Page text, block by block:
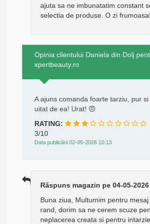
ajuta sa ne imbunatatim constant
selectia de produse. O zi frumoasa!
Opinia clientului Daniela din Dolj
xpertbeauty.ro
A ajuns comanda foarte tarziu, pur
uitat de ea! Urat! 😠
RATING:
3/10
Data publicării 02-05-2026 10:13
Răspuns magazin pe 04-05-
Buna ziua, Multumim pentru
rand, dorim sa ne cerem scuze
neplacerea creata si pentru